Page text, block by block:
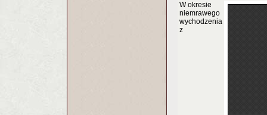
W okresie
niemrawego
wychodzenia
z